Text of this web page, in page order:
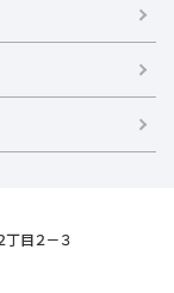
目２－３